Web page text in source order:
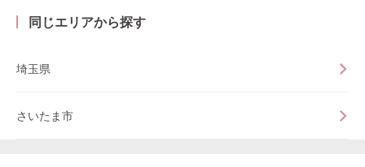
同じエリアから探す
埼玉県
さいたま市